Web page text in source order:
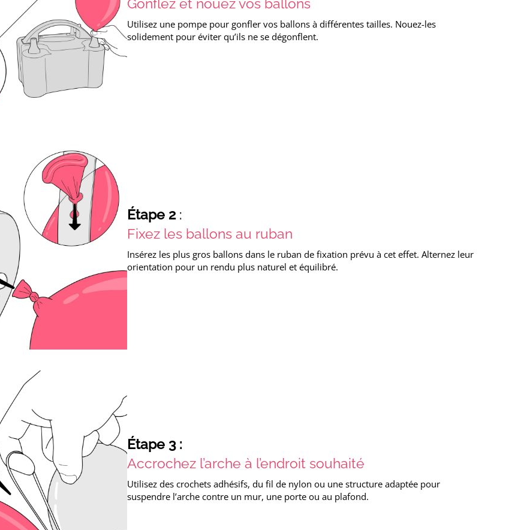
Gonflez et nouez vos ballons
Utilisez une pompe pour gonfler vos ballons à différentes tailles. Nouez-les
solidement pour éviter qu’ils ne se dégonflent.
Étape 2 :
Fixez les ballons au ruban
Insérez les plus gros ballons dans le ruban de fixation prévu à cet effet. Alternez leur
orientation pour un rendu plus naturel et équilibré.
Étape 3 :
Accrochez l’arche à l’endroit souhaité
Utilisez des crochets adhésifs, du fil de nylon ou une structure adaptée pour
suspendre l’arche contre un mur, une porte ou au plafond.